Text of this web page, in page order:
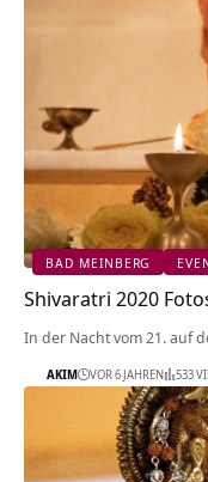
BAD MEINBERG
Shivaratri 2020
In der Nacht vom 21. auf
AKIM VOR 6 JAHREN 533